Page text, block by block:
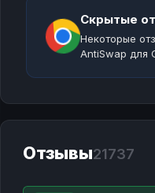
Скрытые
Некоторые
AntiSwap для
Отзывы21737